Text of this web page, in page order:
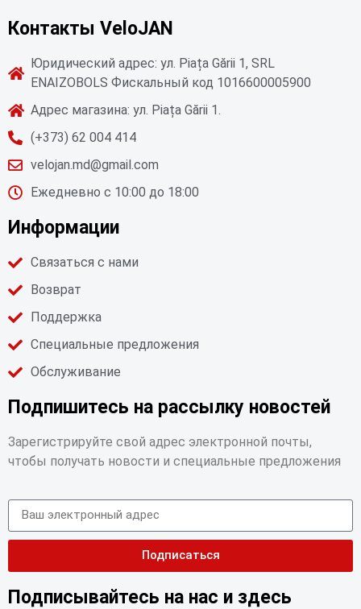
Контакты VeloJAN
Юридический адрес: ул. Piața Gării 1, SRL
ENAIZOBOLS Фискальный код 1016600005900
Адрес магазина: ул. Piața Gării 1.
(+373) 62 004 414
velojan.md@gmail.com
Ежедневно с 10:00 до 18:00
Информации
Связаться с нами
Возврат
Поддержка
Специальные предложения
Обслуживание
Подпишитесь на рассылку новостей
Зарегистрируйте свой адрес электронной почты,
чтобы получать новости и специальные предложения
Подписаться
Подписывайтесь на нас и здесь